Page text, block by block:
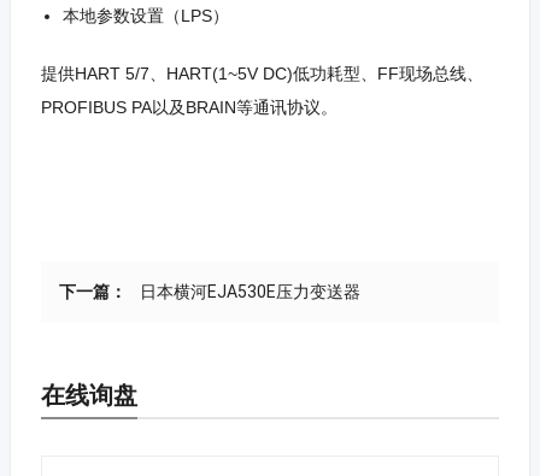
本地参数设置（LPS）
提供HART 5/7、HART(1~5V DC)低功耗型、FF现场总线、
PROFIBUS PA以及BRAIN等通讯协议。
下一篇： 日本横河EJA530E压力变送器
在线询盘